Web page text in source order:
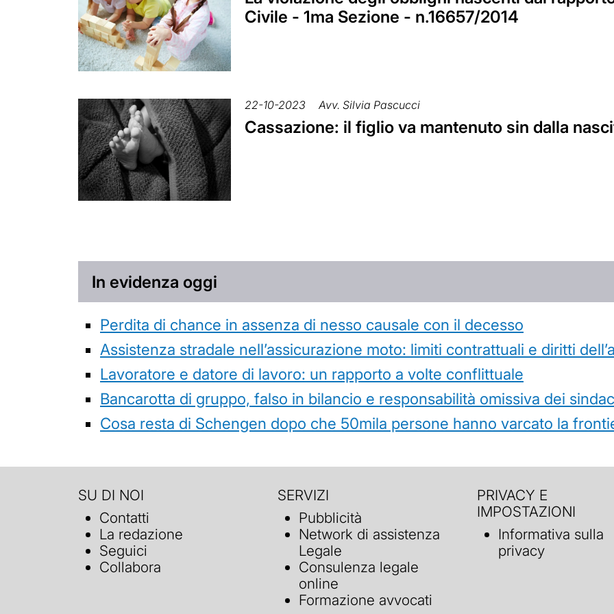
Civile - 1ma Sezione - n.16657/2014
22-10-2023 Avv. Silvia Pascucci
Cassazione: il figlio va mantenuto sin dalla
In evidenza oggi
Perdita di chance in assenza di nesso causale con il decesso
Assistenza stradale nell’assicurazione moto: limiti contrattuali e diritti
Lavoratore e datore di lavoro: un rapporto a volte conflittuale
Bancarotta di gruppo, falso in bilancio e responsabilità omissiva dei
Cosa resta di Schengen dopo che 50mila persone hanno varcato la
SU DI NOI
Contatti
La redazione
Seguici
Collabora
SERVIZI
Pubblicità
Network di assistenza
Legale
Consulenza legale
online
Formazione avvocati
PRIVACY E
IMPOSTAZIONI
Informativa sulla
privacy